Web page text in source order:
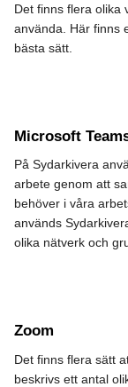
Det finns flera olika
använda. Här finns
bästa sätt.
Microsoft
På Sydarkivera
arbete genom att
behöver i våra
används
olika nätverk och
Zoom
Det finns flera sätt
beskrivs ett antal